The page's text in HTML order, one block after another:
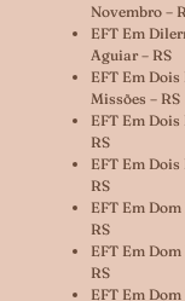
Novembro –
EFT Em
Aguiar – RS
EFT Em
Missões – RS
EFT Em
RS
EFT Em Dois
RS
EFT Em
RS
EFT Em
RS
EFT Em Dom